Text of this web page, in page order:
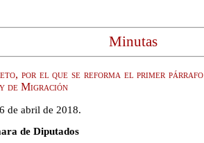
Minutas
por el que se reforma el primer
de Migración
de abril de 2018.
de Diputados